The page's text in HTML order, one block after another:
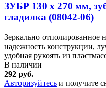
ЗУБР 130 х 270 мм,
гладилка (08042-06)
Зеркально отполированное
надежность конструкции,
удобная рукоять из
В наличии
292 руб.
Авторизуйтесь и получите